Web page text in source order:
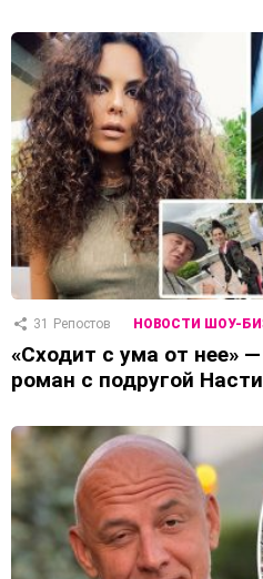
31 Репостов НОВОСТИ ШОУ-
«Сходит с ума от нее»
роман с подругой